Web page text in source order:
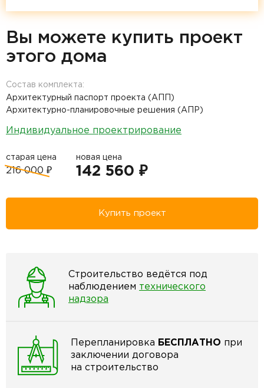
Вы можете купить проект
этого дома
Состав комплекта:
Архитектурный паспорт проекта (АПП)
Архитектурно-планировочные решения (АПР)
Индивидуальное проектрирование
старая цена
216 000 ₽
новая цена
142 560 ₽
Купить проект
Строительство ведётся под
наблюдением технического
надзора
Перепланировка БЕСПЛАТНО при
заключении договора
на строительство